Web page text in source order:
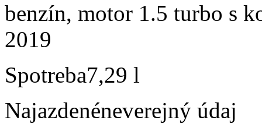
benzín, motor 1.5 turbo s
2019
Spotreba7,29 l
Najazdenéneverejný údaj